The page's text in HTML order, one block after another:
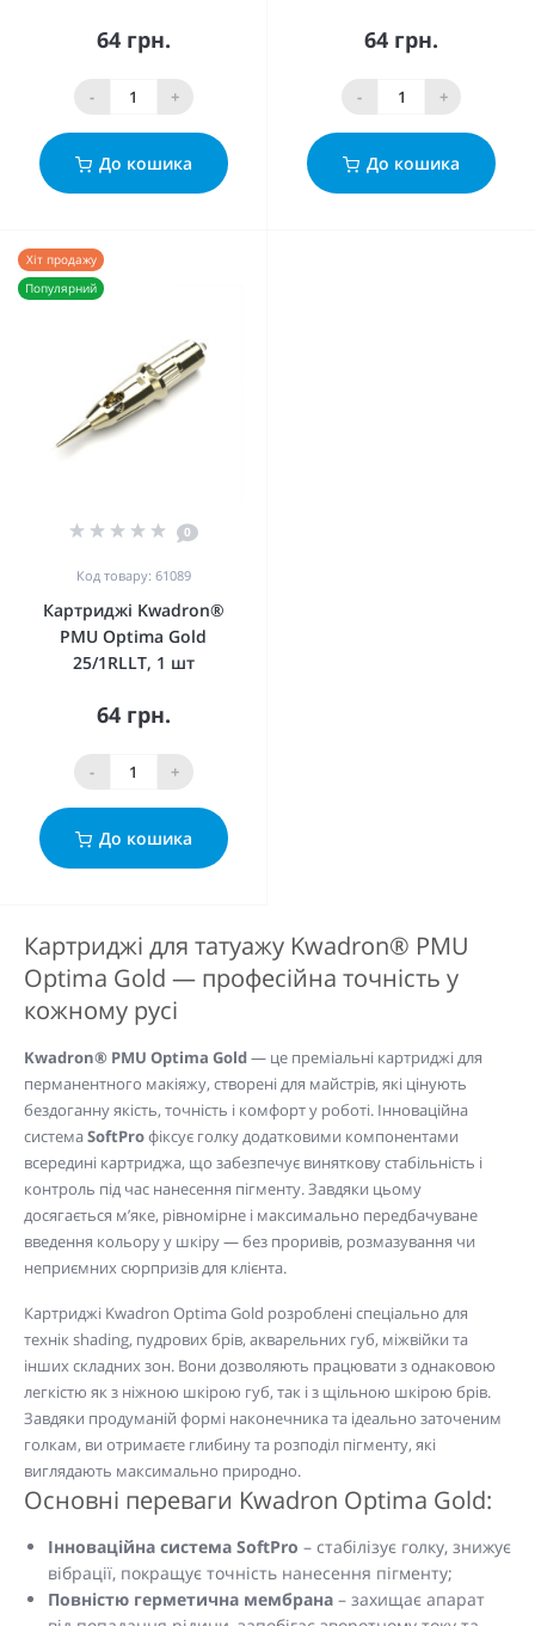
64 грн.
- +
До кошика
64 грн.
- +
До кошика
Хіт продажу
Популярний
0
Код товару: 61089
Картриджі Kwadron®
PMU Optima Gold
25/1RLLT, 1 шт
64 грн.
- +
До кошика
Картриджі для татуажу Kwadron® PMU
Optima Gold — професійна точність у
кожному русі
Kwadron® PMU Optima Gold— це преміальні картриджі для
перманентного макіяжу, створені для майстрів, які цінують
бездоганну якість, точність і комфорт у роботі. Інноваційна
системаSoftProфіксує голку додатковими компонентами
всередині картриджа, що забезпечує виняткову стабільність і
контроль під час нанесення пігменту. Завдяки цьому
досягається м’яке, рівномірне і максимально передбачуване
введення кольору у шкіру — без проривів, розмазування чи
неприємних сюрпризів для клієнта.
Картриджі Kwadron Optima Gold розроблені спеціально для
технік shading, пудрових брів, акварельних губ, міжвійки та
інших складних зон. Вони дозволяють працювати з однаковою
легкістю як з ніжною шкірою губ, так і з щільною шкірою брів.
Завдяки продуманій формі наконечника та ідеально заточеним
голкам, ви отримаєте глибину та розподіл пігменту, які
виглядають максимально природно.
Основні переваги Kwadron Optima Gold:
Інноваційна система SoftPro – стабілізує голку, знижує
вібрації, покращує точність нанесення пігменту;
Повністю герметична мембрана – захищає апарат